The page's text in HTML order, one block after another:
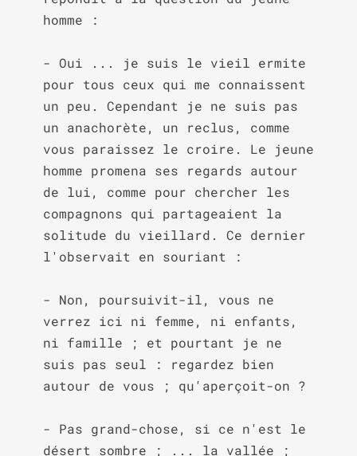
homme :
- Oui ... je suis le vieil ermite
pour tous ceux qui me connaissent
un peu. Cependant je ne suis pas
un anachorète, un reclus, comme
vous paraissez le croire. Le jeune
homme promena ses regards autour
de lui, comme pour chercher les
compagnons qui partageaient la
solitude du vieillard. Ce dernier
l'observait en souriant :
- Non, poursuivit-il, vous ne
verrez ici ni femme, ni enfants,
ni famille ; et pourtant je ne
suis pas seul : regardez bien
autour de vous ; qu'aperçoit-on ?
- Pas grand-chose, si ce n'est le
désert sombre ; ... la vallée ;